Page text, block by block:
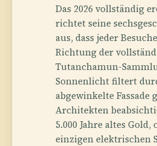
Das 2026 vollständig
richtet seine
aus, dass jeder
Richtung der
Tutanchamun-
Sonnenlicht filtert
abgewinkelte Fassade
Architekten
5.000 Jahre altes Gold,
einzigen elektrischen